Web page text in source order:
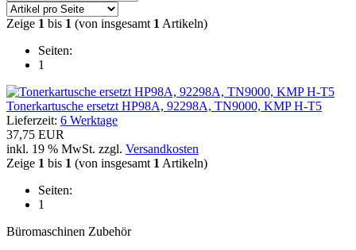
Zeige 1 bis 1 (von insgesamt 1 Artikeln)
Seiten:
1
Tonerkartusche ersetzt HP98A, 92298A, TN9000, KMP H-T5
Lieferzeit: 6 Werktage
37,75 EUR
inkl. 19 % MwSt. zzgl. Versandkosten
Zeige 1 bis 1 (von insgesamt 1 Artikeln)
Seiten:
1
Büromaschinen Zubehör